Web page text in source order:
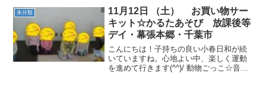
した。目の前のカードだけでなく散らば
ったカードにも意識を...
未分類
11月12日 （土） お買い物サー
キット☆かるたあそび 放課後等
デイ・幕張本郷・千葉市
こんにちは！子持ちの良い小春日和が続
いていますね。心地よい中、楽しく運動
を進めて行きます(^^)/ 動物ごっこ☆音楽